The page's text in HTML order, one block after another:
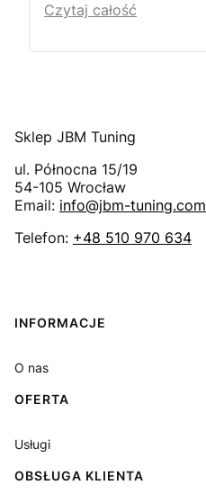
Czytaj całość
Sklep JBM Tuning
ul. Północna 15/19
54-105 Wrocław
Email: info@jbm-tuning.com
Telefon: +48 510 970 634
Linki w stopce
INFORMACJE
O nas
OFERTA
Usługi
OBSŁUGA KLIENTA